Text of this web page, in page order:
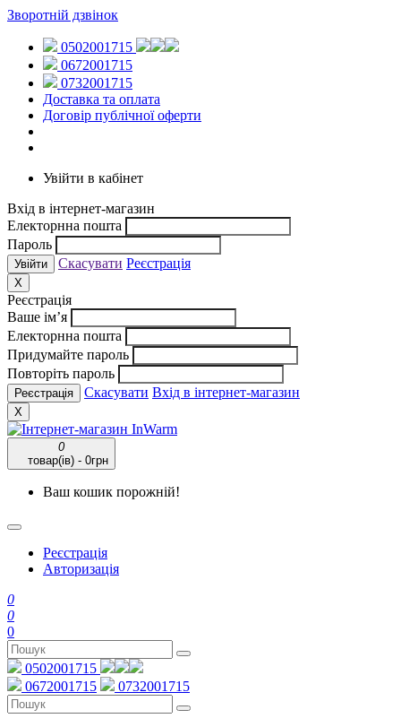
Зворотній дзвінок
0502001715
0672001715
0732001715
Доставка та оплата
Договір публічної оферти
Увійти в кабінет
Вхід в інтернет-магазин
Електорнна пошта
Пароль
Скасувати Реєстрація
X
Реєстрація
Ваше ім’я
Електорнна пошта
Придумайте пароль
Повторіть пароль
Скасувати Вхід в інтернет-магазин
X
0
товар(ів) - 0грн
Ваш кошик порожній!
Реєстрація
Авторизація
0
0
0
0502001715
0672001715
0732001715